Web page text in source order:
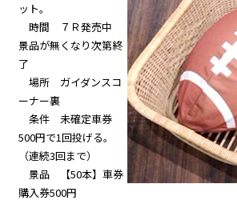
ット。
時間 ７Ｒ発売中
景品が無くなり次第終
了
場所 ガイダンスコ
ーナー裏
条件 未確定車券
500円で1回投げる。
（連続3回まで）
景品 【50本】車券
購入券500円